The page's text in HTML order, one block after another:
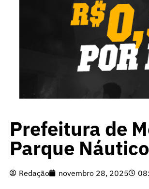
Prefeitura de
Parque
Redação novembro 28, 2025